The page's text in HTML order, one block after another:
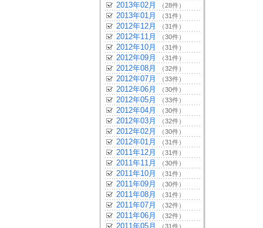
2013年02月 （28件）
2013年01月 （31件）
2012年12月 （31件）
2012年11月 （30件）
2012年10月 （31件）
2012年09月 （31件）
2012年08月 （32件）
2012年07月 （33件）
2012年06月 （30件）
2012年05月 （33件）
2012年04月 （30件）
2012年03月 （32件）
2012年02月 （30件）
2012年01月 （31件）
2011年12月 （31件）
2011年11月 （30件）
2011年10月 （31件）
2011年09月 （30件）
2011年08月 （31件）
2011年07月 （32件）
2011年06月 （32件）
2011年05月 （31件）